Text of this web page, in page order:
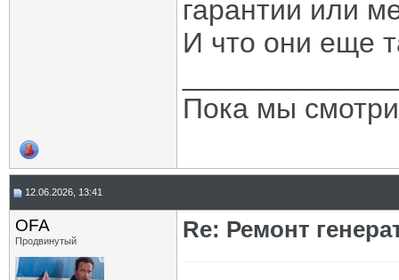
гарантии или
И что они еще
Пока мы
12.06.2026, 13:41
OFA
Продвинутый Re: Ремонт